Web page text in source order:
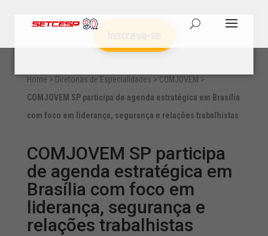
Home > Diretorias de Especialidades > COMJOVEM >
COMJOVEM SP participa de agenda estratégica em Brasília
com foco em liderança, segurança e relações trabalhistas
COMJOVEM SP participa
de agenda estratégica em
Brasília com foco em
liderança, segurança e
relações trabalhistas